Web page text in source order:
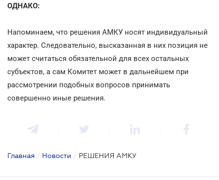
ОДНАКО:
Напоминаем, что решения АМКУ носят индивидуальный
характер. Следовательно, высказанная в них позиция не
может считаться обязательной для всех остальных
субъектов, а сам Комитет может в дальнейшем при
рассмотрении подобных вопросов принимать
совершенно иные решения.
Главная / Новости / РЕШЕНИЯ АМКУ